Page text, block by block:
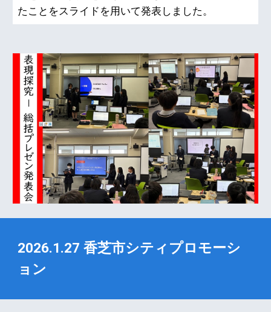
たことをスライドを用いて発表しました。
2026.1.27 香芝市シティプロモーシ
ョン